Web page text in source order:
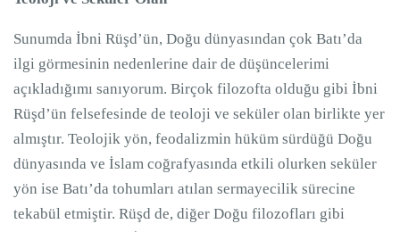
Sunumda İbni Rüşd’ün, Doğu dünyasından çok Batı’da
ilgi görmesinin nedenlerine dair de düşüncelerimi
açıkladığımı sanıyorum. Birçok filozofta olduğu gibi İbni
Rüşd’ün felsefesinde de teoloji ve seküler olan birlikte yer
almıştır. Teolojik yön, feodalizmin hüküm sürdüğü Doğu
dünyasında ve İslam coğrafyasında etkili olurken seküler
yön ise Batı’da tohumları atılan sermayecilik sürecine
tekabül etmiştir. Rüşd de, diğer Doğu filozofları gibi